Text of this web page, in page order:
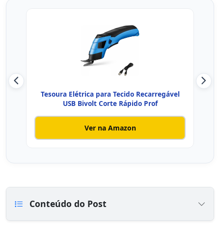
Tesoura Elétrica para Tecido Recarregável
USB Bivolt Corte Rápido Prof
Ver na Amazon
Conteúdo do Post